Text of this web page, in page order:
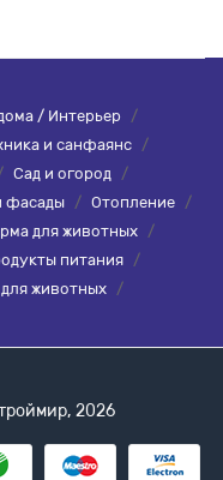
/ Интерьер /
и санфаянс /
Сад и огород
/
фасады / Отопление
/
для животных /
питания
/
животных /
2026